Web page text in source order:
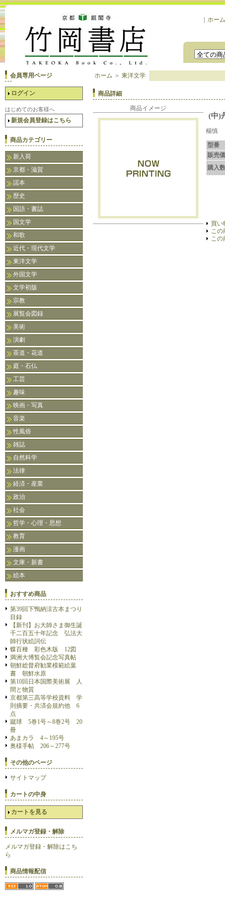
ホーム
会員専用ページ
ログイン
はじめてのお客様へ
新規会員登録はこちら
商品カテゴリー
新入荷
京都・滋賀
謡本
歴史
国語・書誌
国文学
和歌
近代・現代文学
東洋文学
外国文学
文学初版
宗教
展覧会図録
美術
演劇
茶道・花道
庭・石仏
工芸
趣味
映画・写真
音楽
性風俗
雑誌
自然科学
法律
経済・産業
政治
社会
哲学・心理・思想
教育
漫画
文庫・新書
絵本
おすすめ商品
第39回下鴨納涼古本まつり
目録
【新刊】お大師さま御生誕
千二百五十年記念 弘法大
師行状絵詞伝
蝶百種 彩色木版 12図
満洲大博覧会記念写真帖
朝鮮総督府勧業模範絵葉
書 朝鮮水原
第10回日本国際美術展 人
間と物質
京都第三高等学校資料 学
則摘要・共済会規約他 6
点
蹴球 5巻1号～8巻2号 20
冊
あまカラ 4～195号
奥様手帖 206～277号
その他のページ
サイトマップ
カートの中身
カートを見る
メルマガ登録・解除
メルマガ登録・解除はこち
ら
商品情報配信
ホーム ＞ 東洋文学
商品詳細
商品イメージ
(中)
楊慎
型番
販売
購入数
買い
この
この